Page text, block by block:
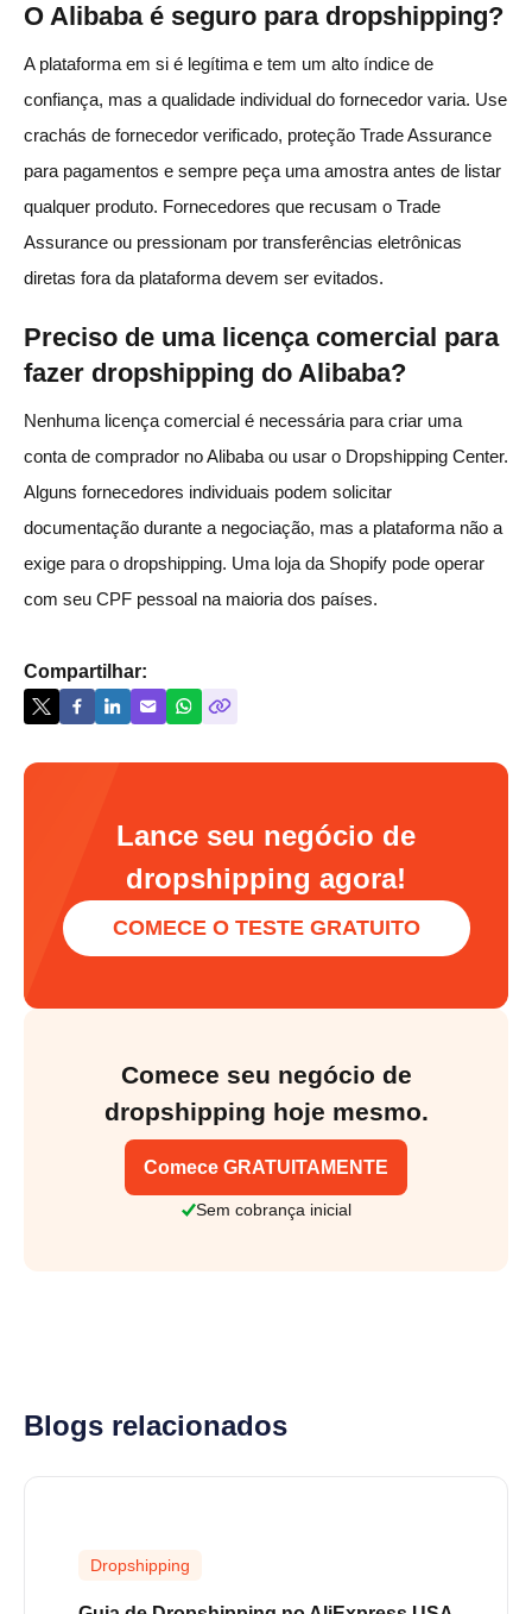
O Alibaba é seguro para dropshipping?
A plataforma em si é legítima e tem um alto índice de
confiança, mas a qualidade individual do fornecedor varia. Use
crachás de fornecedor verificado, proteção Trade Assurance
para pagamentos e sempre peça uma amostra antes de listar
qualquer produto. Fornecedores que recusam o Trade
Assurance ou pressionam por transferências eletrônicas
diretas fora da plataforma devem ser evitados.
Preciso de uma licença comercial para
fazer dropshipping do Alibaba?
Nenhuma licença comercial é necessária para criar uma
conta de comprador no Alibaba ou usar o Dropshipping Center.
Alguns fornecedores individuais podem solicitar
documentação durante a negociação, mas a plataforma não a
exige para o dropshipping. Uma loja da Shopify pode operar
com seu CPF pessoal na maioria dos países.
Compartilhar:
Lance seu negócio de
dropshipping agora!
COMECE O TESTE GRATUITO
Comece seu negócio de
dropshipping hoje mesmo.
Comece GRATUITAMENTE
Sem cobrança inicial
Blogs relacionados
Dropshipping